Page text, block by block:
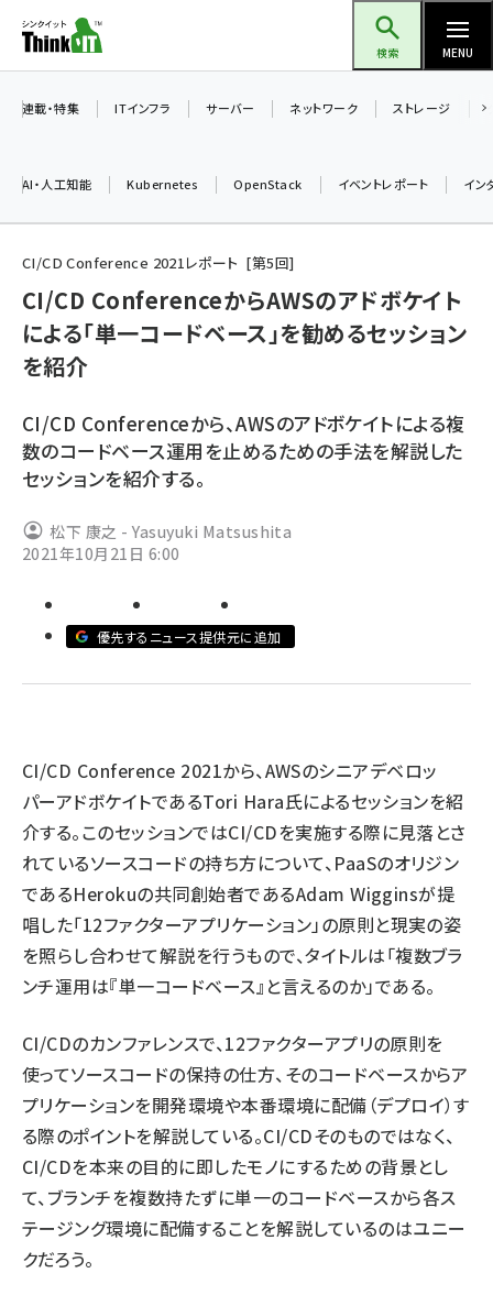
ン
ツ
検索 MENU
加藤銘のチーム貢献～仲間と築いた勝利の絆～ (2304)
iot女子会 (2263)
北海道をのんびり旅する晴山佳須夫のヒント集！ (2017)
drupal (1940)
genai (1473)
ai crunch (1347)
abc123 (1346)
連載・特集 ITインフラ サーバー ネットワーク ストレージ
AI・人工知能 Kubernetes OpenStack イベントレポート イン
CI/CD Conference 2021レポート 第5回
CI/CD ConferenceからAWSのアドボケイト
による「単一コードベース」を勧めるセッション
を紹介
CI/CD Conferenceから、AWSのアドボケイトによる複
数のコードベース運用を止めるための手法を解説した
セッションを紹介する。
松下 康之 - Yasuyuki Matsushita
2021年10月21日 6:00
優先するニュース提供元に追加
CI/CD Conference 2021から、AWSのシニアデベロッ
パーアドボケイトであるTori Hara氏によるセッションを紹
介する。このセッションではCI/CDを実施する際に見落とさ
れているソースコードの持ち方について、PaaSのオリジン
であるHerokuの共同創始者であるAdam Wigginsが提
唱した「12ファクターアプリケーション」の原則と現実の姿
を照らし合わせて解説を行うもので、タイトルは「複数ブラ
ンチ運用は『単一コードベース』と言えるのか」である。
CI/CDのカンファレンスで、12ファクターアプリの原則を
使ってソースコードの保持の仕方、そのコードベースからア
プリケーションを開発環境や本番環境に配備（デプロイ）す
る際のポイントを解説している。CI/CDそのものではなく、
CI/CDを本来の目的に即したモノにするための背景とし
て、ブランチを複数持たずに単一のコードベースから各ス
テージング環境に配備することを解説しているのはユニー
クだろう。